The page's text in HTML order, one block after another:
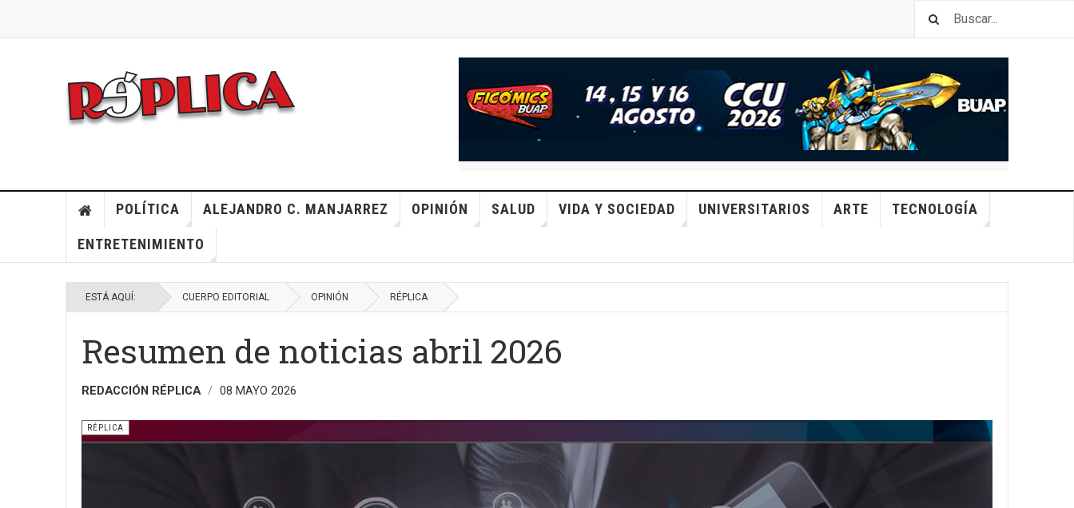
POLÍTICA ALEJANDRO C. MANJARREZ OPINIÓN SALUD VIDA Y SOCIEDAD UNIVERSITARIOS ARTE TECNOLOGÍA
ENTRETENIMIENTO
ESTÁ AQUÍ: CUERPO EDITORIAL OPINIÓN RÉPLICA
Resumen de noticias abril 2026
REDACCIÓN RÉPLICA 08 MAYO 2026
RÉPLICA